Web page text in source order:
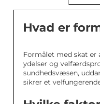
Hvad er
Formålet med skat er
ydelser og
sundhedsvæsen,
sikrer et